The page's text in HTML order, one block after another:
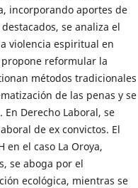
incorporando aportes de
se analiza el
violencia espiritual en
reformular la
métodos tradicionales
de las penas y se
Derecho Laboral, se
de ex convictos. El
el caso La Oroya,
se aboga por el
ecológica, mientras se